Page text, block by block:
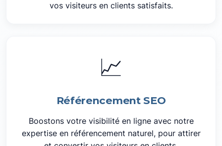
vos visiteurs en clients satisfaits.
📈
Référencement SEO
Boostons votre visibilité en ligne avec notre
expertise en référencement naturel, pour attirer